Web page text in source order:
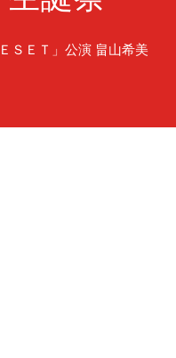
ＳＥＴ」公演 畠山希美